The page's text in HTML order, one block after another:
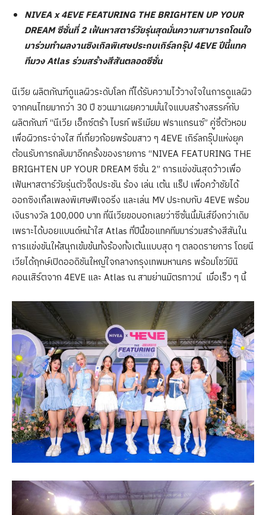
NIVEA x 4EVE FEATURING THE BRIGHTEN UP YOUR
DREAM ซีซั่นที่ 2 เฟ้นหาสตาร์วัยรุ่นสุดมั่นความสามารถโดนใจ
มาร่วมทำผลงานซิงเกิลพิเศษประกบเกิร์ลกรุ๊ป 4EVE ปีนี้แทค
ทีมวง Atlas ร่วมสร้างสีสันตลอดซีซั่น
นีเวีย ผลิตภัณฑ์ดูแลผิวระดับโลก ที่ได้รับความไว้วางใจในการดูแลผิว
จากคนไทยมากว่า 30 ปี ชวนมาเผยความมั่นใจแบบสร้างสรรค์กับ
ผลิตภัณฑ์ “นีเวีย เอ็กซ์ตร้า ไบรท์ พรีเมียม ฟราแกรนซ์” คู่ซี้ตัวหอม
เพื่อผิวกระจ่างใส ที่เกี่ยวก้อยพร้อมสาว ๆ 4EVE เกิร์ลกรุ๊ปแห่งยุค
ต้อนรับการกลับมาอีกครั้งของรายการ “NIVEA FEATURING THE
BRIGHTEN UP YOUR DREAM ซีซั่น 2” การแข่งขันสุดว้าวเพื่อ
เฟ้นหาสตาร์วัยรุ่นตัวจี๊ดประชัน ร้อง เล่น เต้น แร็ป เพื่อคว้าชัยได้
ออกซิงเกิ้ลเพลงพิเศษฟีเจอริ่ง และเล่น MV ประกบกับ 4EVE พร้อม
เงินรางวัล 100,000 บาท ที่นีเวียขอบอกเลยว่าซีซั่นนี้มันส์ยิ่งกว่าเดิม
เพราะได้บอยแบนด์หน้าใส Atlas ที่ปีนี้ขอแทคทีมมาร่วมสร้างสีสันใน
การแข่งขันให้สนุกเข้มข้นทั้งร้องทั้งเต้นแบบสุด ๆ ตลอดรายการ โดยนี
เวียได้ฤกษ์เปิดออดิชันใหญ่ใจกลางกรุงเทพมหานคร พร้อมโชว์มินิ
คอนเสิร์ตจาก 4EVE และ Atlas ณ สามย่านมิตรทาวน์ เมื่อเร็ว ๆ นี้